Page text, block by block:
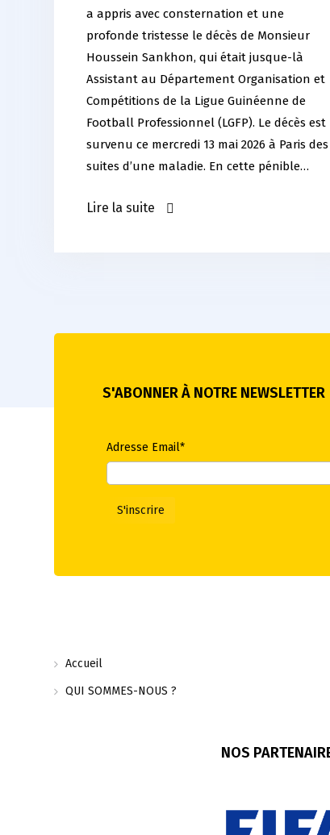
a appris avec consternation et une
profonde tristesse le décès de Monsieur
Houssein Sankhon, qui était jusque-là
Assistant au Département Organisation et
Compétitions de la Ligue Guinéenne de
Football Professionnel (LGFP). Le décès est
survenu ce mercredi 13 mai 2026 à Paris des
suites d’une maladie. En cette pénible…
Lire la suite
S'ABONNER À NOTRE NEWSLETTER
Adresse Email*
Accueil
QUI SOMMES-NOUS ?
NOS